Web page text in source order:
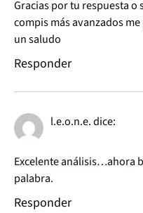
Gracias por tu respuesta
compis más avanzados
un saludo
Responder
l.e.o.n.e.dice:
Excelente análisis…ahora
palabra.
Responder